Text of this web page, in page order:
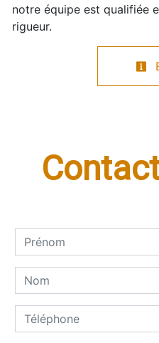
notre équipe est qualifiée
rigueur.